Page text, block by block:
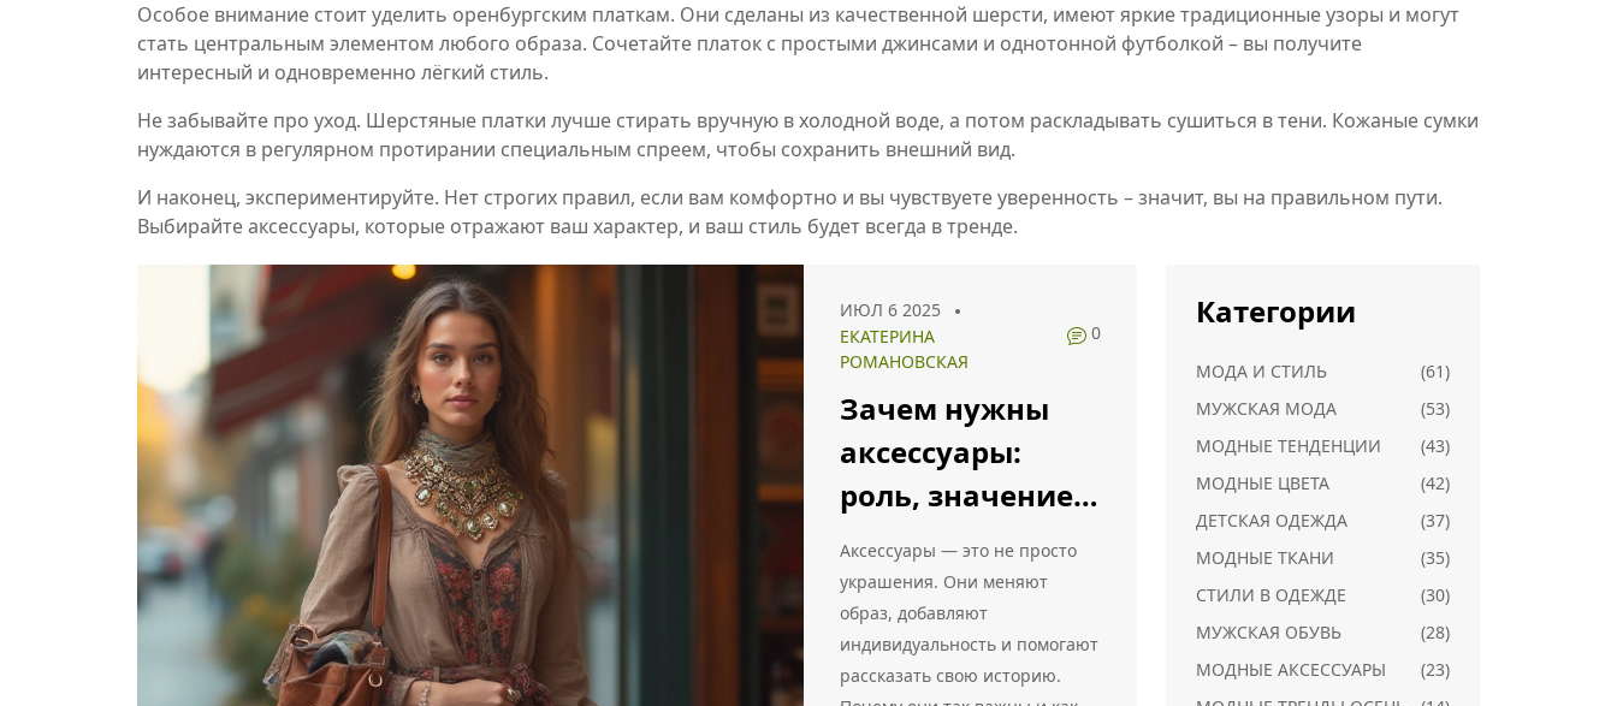
Особое внимание стоит уделить оренбургским платкам. Они сделаны из качественной шерсти, имеют яркие традиционные узоры и могут
стать центральным элементом любого образа. Сочетайте платок с простыми джинсами и однотонной футболкой – вы получите
интересный и одновременно лёгкий стиль.
Не забывайте про уход. Шерстяные платки лучше стирать вручную в холодной воде, а потом раскладывать сушиться в тени. Кожаные сумки
нуждаются в регулярном протирании специальным спреем, чтобы сохранить внешний вид.
И наконец, экспериментируйте. Нет строгих правил, если вам комфортно и вы чувствуете уверенность – значит, вы на правильном пути.
Выбирайте аксессуары, которые отражают ваш характер, и ваш стиль будет всегда в тренде.
ИЮЛ 6 2025
ЕКАТЕРИНА
РОМАНОВСКАЯ
0
Зачем нужны
аксессуары:
роль, значение и
лайфхаки по
ношению
Аксессуары — это не просто
украшения. Они меняют
образ, добавляют
индивидуальность и помогают
рассказать свою историю.
Категории
МОДА И СТИЛЬ
(61)
МУЖСКАЯ МОДА
(53)
МОДНЫЕ ТЕНДЕНЦИИ
(43)
МОДНЫЕ ЦВЕТА
(42)
ДЕТСКАЯ ОДЕЖДА
(37)
МОДНЫЕ ТКАНИ
(35)
СТИЛИ В ОДЕЖДЕ
(30)
МУЖСКАЯ ОБУВЬ
(28)
МОДНЫЕ АКСЕССУАРЫ
(23)